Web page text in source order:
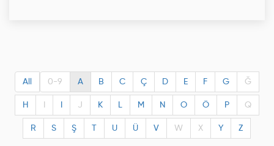
All 0-9 A B C Ç D E F G Ğ
H J K L M N O Ö P Q
R S Ş U Ü V W X Y Z